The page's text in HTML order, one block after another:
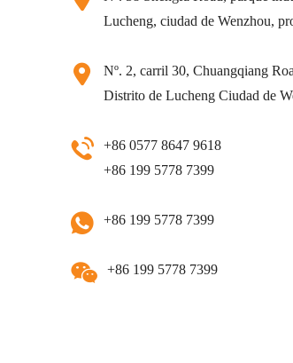
Lucheng, ciudad de Wenzhou,
Nº. 2, carril 30, Chuangqiang
Distrito de Lucheng Ciudad de
+86 0577 8647 9618
+86 199 5778 7399
+86 199 5778 7399
+86 199 5778 7399